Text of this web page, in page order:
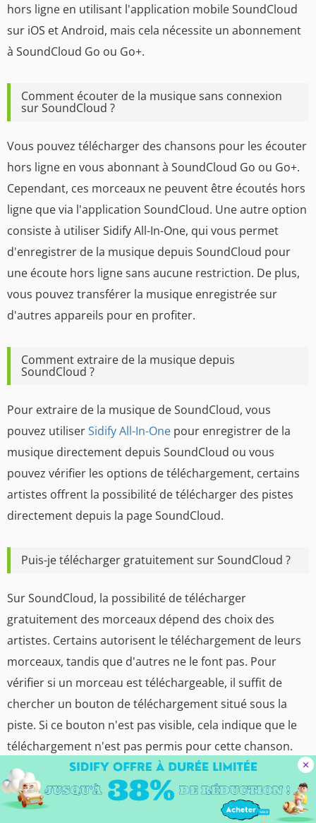
hors ligne en utilisant l'application mobile SoundCloud
sur iOS et Android, mais cela nécessite un abonnement
à SoundCloud Go ou Go+.
Comment écouter de la musique sans connexion
sur SoundCloud ?
Vous pouvez télécharger des chansons pour les écouter
hors ligne en vous abonnant à SoundCloud Go ou Go+.
Cependant, ces morceaux ne peuvent être écoutés hors
ligne que via l'application SoundCloud. Une autre option
consiste à utiliser Sidify All-In-One, qui vous permet
d'enregistrer de la musique depuis SoundCloud pour
une écoute hors ligne sans aucune restriction. De plus,
vous pouvez transférer la musique enregistrée sur
d'autres appareils pour en profiter.
Comment extraire de la musique depuis
SoundCloud ?
Pour extraire de la musique de SoundCloud, vous
pouvez utiliserSidify All-In-One pour enregistrer de la
musique directement depuis SoundCloud ou vous
pouvez vérifier les options de téléchargement, certains
artistes offrent la possibilité de télécharger des pistes
directement depuis la page SoundCloud.
Puis-je télécharger gratuitement sur SoundCloud ?
Sur SoundCloud, la possibilité de télécharger
gratuitement des morceaux dépend des choix des
artistes. Certains autorisent le téléchargement de leurs
morceaux, tandis que d'autres ne le font pas. Pour
vérifier si un morceau est téléchargeable, il suffit de
chercher un bouton de téléchargement situé sous la
piste. Si ce bouton n'est pas visible, cela indique que le
téléchargement n'est pas permis pour cette chanson.
Pourquoi ne puis-je pas télécharger SoundCloud ?